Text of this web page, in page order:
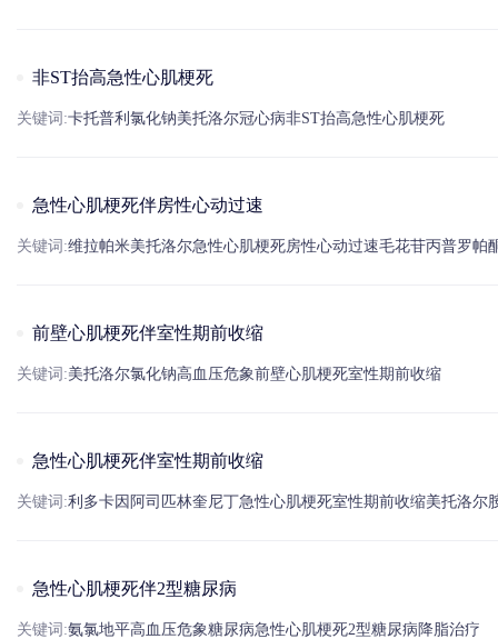
非ST抬高急性心肌梗死
关键词:卡托普利 氯化钠美托洛尔冠心病非ST抬高急性心肌梗死
急性心肌梗死伴房性心动过速
关键词:维拉帕米美托洛尔急性心肌梗死房性心动过速毛花苷丙普罗帕
前壁心肌梗死伴室性期前收缩
关键词:美托洛尔氯化钠高血压危象前壁心肌梗死室性期前收缩
急性心肌梗死伴室性期前收缩
关键词:利多卡因 阿司匹林奎尼丁急性心肌梗死室性期前收缩美托洛尔
急性心肌梗死伴2型糖尿病
关键词:氨氯地平高血压危象糖尿病急性心肌梗死2型糖尿病 降脂治疗